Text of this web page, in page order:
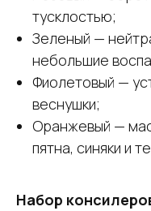
тусклостью;
Зеленый —
небольшие
Фиолетовый —
веснушки;
Оранжевый —
пятна, синяки и
Набор